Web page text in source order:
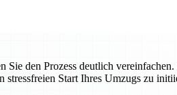
den Prozess deutlich
Start Ihres Umzugs zu